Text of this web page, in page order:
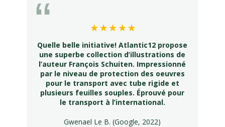
Quelle belle initiative! Atlantic12 propose
une superbe collection d’illustrations de
l’auteur François Schuiten. Impressionné
par le niveau de protection des oeuvres
pour le transport avec tube rigide et
plusieurs feuilles souples. Éprouvé pour
le transport à l’international.
Gwenael Le B. (Google, 2022)